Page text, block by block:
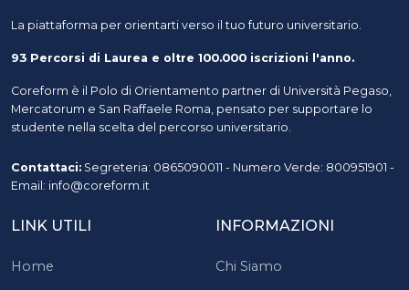
La piattaforma per orientarti verso il tuo futuro universitario.
93 Percorsi di Laurea e oltre 100.000 iscrizioni l'anno.
Coreform è il Polo di Orientamento partner di Università Pegaso,
Mercatorum e San Raffaele Roma, pensato per supportare lo
studente nella scelta del percorso universitario.
Contattaci: Segreteria: 0865090011 - Numero Verde: 800951901 -
Email: info@coreform.it
LINK UTILI
Home
INFORMAZIONI
Chi Siamo